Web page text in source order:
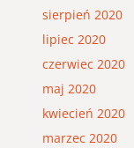
sierpień 2020
lipiec 2020
czerwiec 2020
maj 2020
kwiecień 2020
marzec 2020